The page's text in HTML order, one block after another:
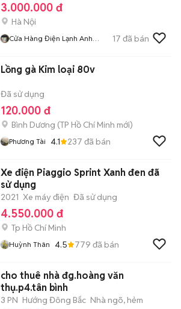
3.000.000 đ
Hà Nội
Cửa Hàng Điện Lạnh Anh
17 đã bán
Lồng gà Kim loại 80v
Đã sử dụng
120.000 đ
Bình Dương (TP Hồ Chí Minh mới)
Phương Tài 4.1 237 đã bán
Xe điện Piaggio Sprint Xanh đen đã
sử dụng
2021 Xe máy điện Đã sử dụng
4.550.000 đ
Tp Hồ Chí Minh
Huỳnh Thân 4.5 779 đã bán
cho thuê nhà đg.hoàng văn
thụ.p4.tân bình
3 PN Hướng Đông Bắc Nhà ngõ, hẻm